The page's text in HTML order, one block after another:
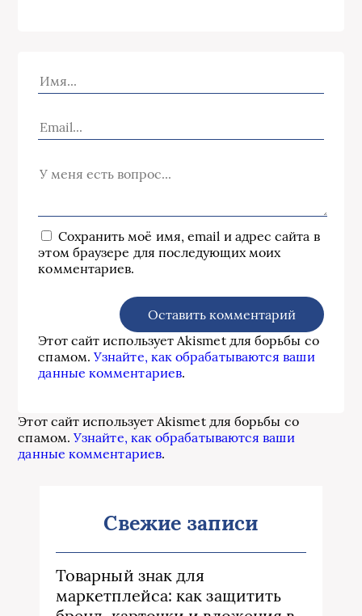
Сохранить моё имя, email и адрес сайта в
этом браузере для последующих моих
комментариев.
Этот сайт использует Akismet для борьбы со
спамом.Узнайте, как обрабатываются ваши
данные комментариев.
Этот сайт использует Akismet для борьбы со
спамом.Узнайте, как обрабатываются ваши
данные комментариев.
Свежие записи
Товарный знак для
маркетплейса: как защитить